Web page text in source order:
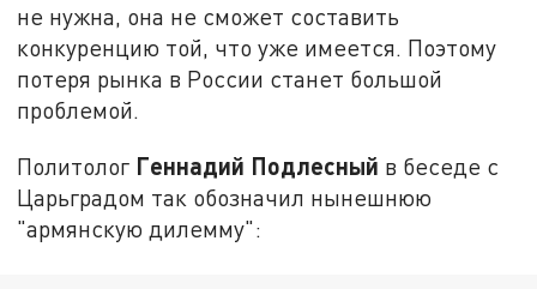
не нужна, она не сможет составить
конкуренцию той, что уже имеется. Поэтому
потеря рынка в России станет большой
проблемой.
Политолог Геннадий Подлесный в беседе с
Царьградом так обозначил нынешнюю
"армянскую дилемму":